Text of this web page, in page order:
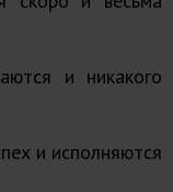
и никакого
и исполняются